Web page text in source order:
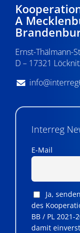
A
Ernst-Thälmann-
D – 17321
Interreg
E-Mail
Ja,
des
BB / PL
damit